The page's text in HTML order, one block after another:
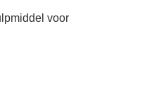
voor